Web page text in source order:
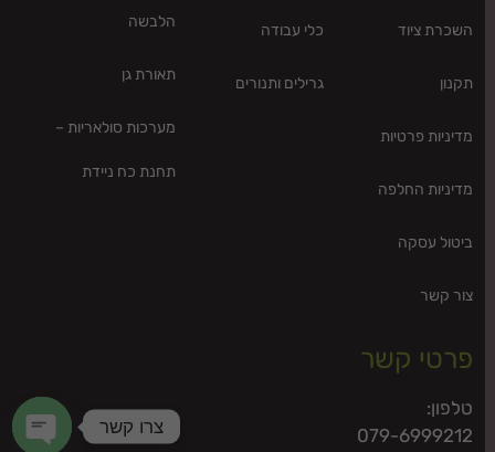
השכרת ציוד
תקנון
מדיניות פרטיות
מדיניות החלפה
ביטול עסקה
צור קשר
כלי עבודה
גרילים ותנורים
הלבשה
תאורת גן
מערכות סולאריות –
תחנת כח ניידת
פרטי קשר
טלפון:
079-6999212
צרו קשר